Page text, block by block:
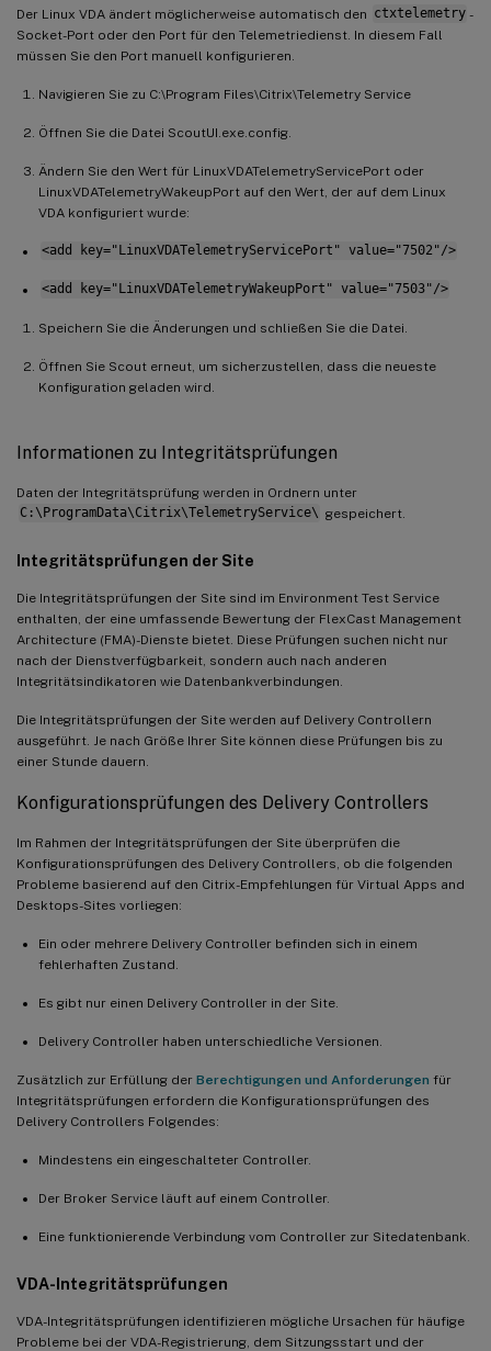
Der Linux VDA ändert möglicherweise automatisch den ctxtelemetry -
Socket-Port oder den Port für den Telemetriedienst. In diesem Fall
müssen Sie den Port manuell konfigurieren.
Navigieren Sie zu C:\Program Files\Citrix\Telemetry Service
Öffnen Sie die Datei ScoutUI.exe.config.
Ändern Sie den Wert für LinuxVDATelemetryServicePort oder
LinuxVDATelemetryWakeupPort auf den Wert, der auf dem Linux
VDA konfiguriert wurde:
<add key="LinuxVDATelemetryServicePort" value="7502"/>
<add key="LinuxVDATelemetryWakeupPort" value="7503"/>
Speichern Sie die Änderungen und schließen Sie die Datei.
Öffnen Sie Scout erneut, um sicherzustellen, dass die neueste
Konfiguration geladen wird.
Informationen zu Integritätsprüfungen
Daten der Integritätsprüfung werden in Ordnern unter
C:\ProgramData\Citrix\TelemetryService\ gespeichert.
Integritätsprüfungen der Site
Die Integritätsprüfungen der Site sind im Environment Test Service
enthalten, der eine umfassende Bewertung der FlexCast Management
Architecture (FMA)-Dienste bietet. Diese Prüfungen suchen nicht nur
nach der Dienstverfügbarkeit, sondern auch nach anderen
Integritätsindikatoren wie Datenbankverbindungen.
Die Integritätsprüfungen der Site werden auf Delivery Controllern
ausgeführt. Je nach Größe Ihrer Site können diese Prüfungen bis zu
einer Stunde dauern.
Konfigurationsprüfungen des Delivery Controllers
Im Rahmen der Integritätsprüfungen der Site überprüfen die
Konfigurationsprüfungen des Delivery Controllers, ob die folgenden
Probleme basierend auf den Citrix-Empfehlungen für Virtual Apps and
Desktops-Sites vorliegen:
Ein oder mehrere Delivery Controller befinden sich in einem
fehlerhaften Zustand.
Es gibt nur einen Delivery Controller in der Site.
Delivery Controller haben unterschiedliche Versionen.
Zusätzlich zur Erfüllung der Berechtigungen und Anforderungen für
Integritätsprüfungen erfordern die Konfigurationsprüfungen des
Delivery Controllers Folgendes:
Mindestens ein eingeschalteter Controller.
Der Broker Service läuft auf einem Controller.
Eine funktionierende Verbindung vom Controller zur Sitedatenbank.
VDA-Integritätsprüfungen
VDA-Integritätsprüfungen identifizieren mögliche Ursachen für häufige
Probleme bei der VDA-Registrierung, dem Sitzungsstart und der